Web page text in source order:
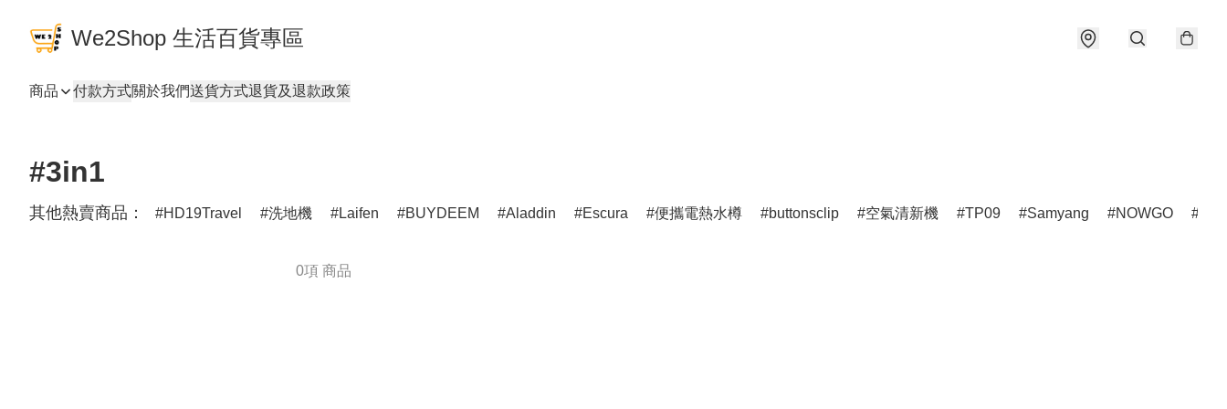
We2Shop 生活百貨專區
商品 付款方式關於我們送貨方式退貨及退款政策
#3in1
其他熱賣商品： HD19Travel 洗地機 Laifen BUYDEEM Aladdin Escura 便攜電熱水樽 buttonsclip 空氣清新機 TP09 Samyang NOWGO
0項 商品